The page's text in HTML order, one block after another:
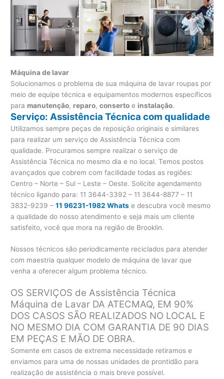
Máquina de lavar
Solucionamos o problema de sua máquina de lavar roupas por
meio de equipe técnica e equipamentos modernos específicos
para manutenção, reparo,conserto e instalação.
Serviço: Assistência Técnica com qualidade
Utilizamos sempre peças de reposição originais e similares
para realizar um serviço de Assistência Técnica com
qualidade. Procuramos sempre realizar o serviço de
Assistência Técnica no mesmo dia e no local. Temos postos
avançados que cobrem com facilidade todas as regiões:
Centro – Norte – Sul – Leste – Oeste. Solicite agendamento
técnico ligando para: 11 3644-3392 – 11 3644-8877 – 11
3832-9239 –11 96231-1982 Whats e descubra você mesmo
a qualidade do nosso atendimento e seja mais um cliente
satisfeito, você que mora na região de Brooklin.
Nossos técnicos são periodicamente reciclados para atender
com maestria qualquer modelo de máquina de lavar que
venha a oferecer algum problema técnico.
OS SERVIÇOS de Assistência Técnica
Máquina de Lavar DA ATECMAQ, EM 90%
DOS CASOS SÃO REALIZADOS NO LOCAL E
NO MESMO DIA COM GARANTIA DE 90 DIAS
EM PEÇAS E MÃO DE OBRA.
Somente em casos de extrema necessidade retiramos e
enviamos para uma de nossas unidades de prontidão para
realização de assistência o mais breve possível.